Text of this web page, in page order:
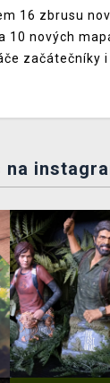
16 zbrusu
10 nových
začátečníky
na